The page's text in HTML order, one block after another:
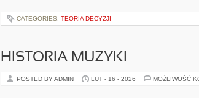
CATEGORIES: TEORIA DECYZJI
HISTORIA MUZYKI
POSTED BY ADMIN LUT - 16 - 2026 MOŻLIWOŚĆ